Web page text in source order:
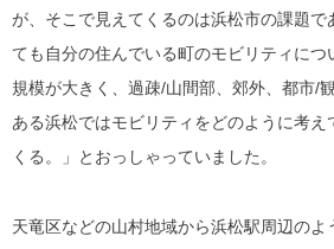
が、そこで見えてくるのは浜松市の課題
ても自分の住んでいる町のモビリティに
規模が大きく、過疎/山間部、郊外、都市/
ある浜松ではモビリティをどのように考え
くる。」とおっしゃっていました。
天竜区などの山村地域から浜松駅周辺のよ